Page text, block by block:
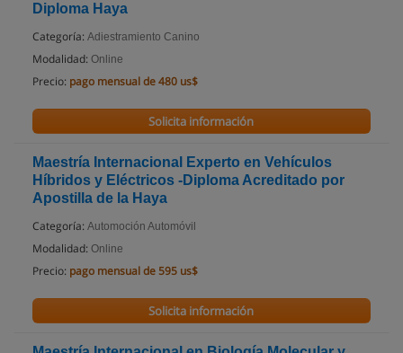
Diploma Haya
Categoría: Adiestramiento Canino
Modalidad: Online
Precio: pago mensual de 480 us$
Solicita información
Maestría Internacional Experto en Vehículos
Híbridos y Eléctricos -Diploma Acreditado por
Apostilla de la Haya
Categoría: Automoción Automóvil
Modalidad: Online
Precio: pago mensual de 595 us$
Solicita información